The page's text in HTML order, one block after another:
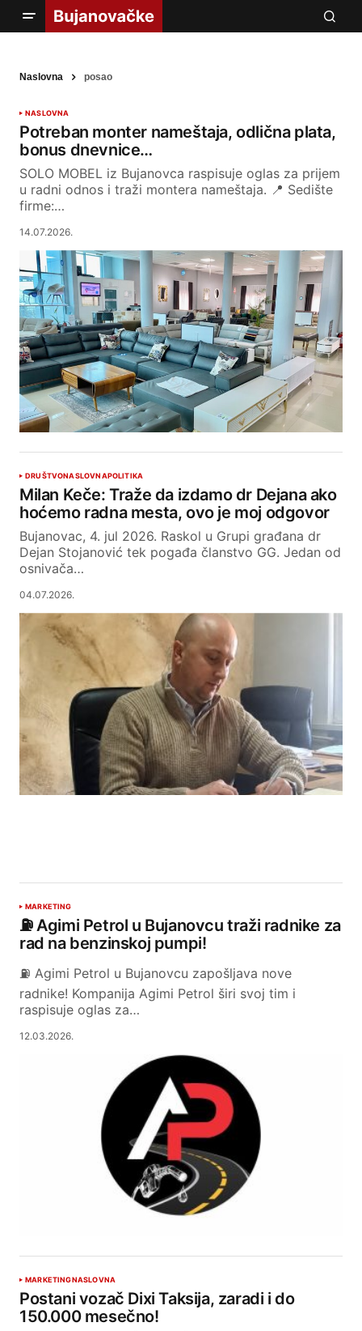
Naslovna posao
NASLOVNA
Potreban monter nameštaja, odlična plata,
bonus dnevnice…
SOLO MOBEL iz Bujanovca raspisuje oglas za prijem
u radni odnos i traži montera nameštaja. 📍 Sedište
firme:…
14.07.2026.
DRUŠTVONASLOVNAPOLITIKA
Milan Keče: Traže da izdamo dr Dejana ako
hoćemo radna mesta, ovo je moj odgovor
Bujanovac, 4. jul 2026. Raskol u Grupi građana dr
Dejan Stojanović tek pogađa članstvo GG. Jedan od
osnivača…
04.07.2026.
MARKETING
⛽ Agimi Petrol u Bujanovcu traži radnike za
rad na benzinskoj pumpi!
⛽ Agimi Petrol u Bujanovcu zapošljava nove
radnike! Kompanija Agimi Petrol širi svoj tim i
raspisuje oglas za…
12.03.2026.
MARKETINGNASLOVNA
Postani vozač Dixi Taksija, zaradi i do
150.000 mesečno!